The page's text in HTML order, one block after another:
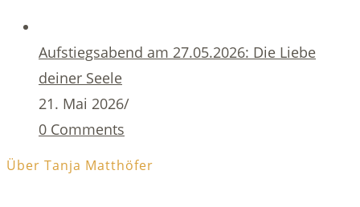
Aufstiegsabend am 27.05.2026: Die Liebe
deiner Seele
21. Mai 2026/
0 Comments
Über Tanja Matthöfer